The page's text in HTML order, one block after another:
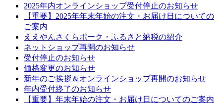
2025年内オンラインショップ受付停止のお知らせ
【重要】2025年年末年始の注文・お届け日についての
ご案内
ええやんさくらポーク・ふるさと納税の紹介
ネットショップ再開のお知らせ
受付停止のお知らせ
価格変更のお知らせ
新年のご挨拶＆オンラインショップ再開のお知らせ
年内受付終了のお知らせ
【重要】年末年始の注文・お届け日についてのご案内